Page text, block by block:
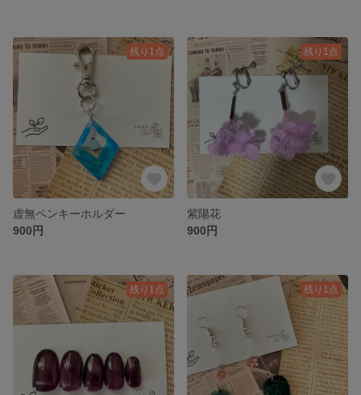
残り1点
虚無ペンキーホルダー
900円
残り1点
紫陽花
900円
残り1点 残り1点